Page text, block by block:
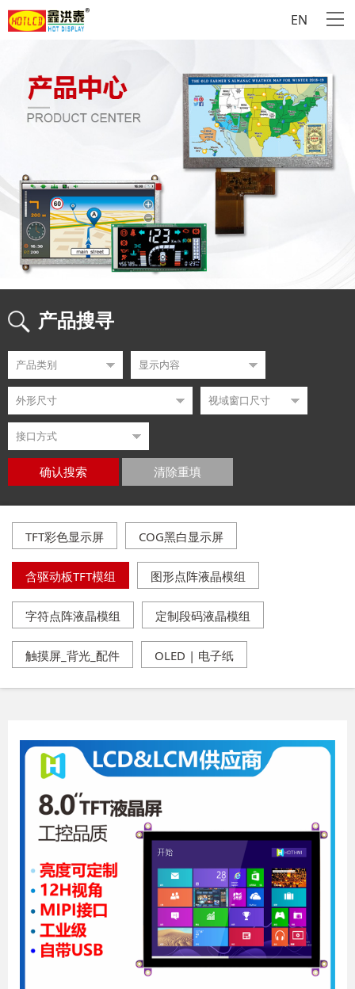
EN
产品搜寻
确认搜索 清除重填
TFT彩色显示屏 COG黑白显示屏
含驱动板TFT模组 图形点阵液晶模组
字符点阵液晶模组 定制段码液晶模组
触摸屏_背光_配件 OLED | 电子纸